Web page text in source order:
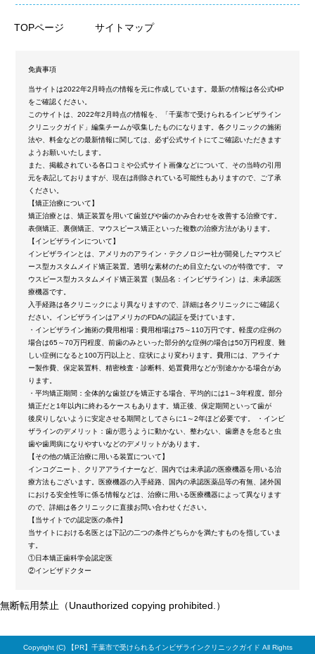
TOPページ サイトマップ
免責事項
当サイトは2022年2月時点の情報を元に作成しています。最新の情報は各公式HP
をご確認ください。
このサイトは、2022年2月時点の情報を、「千葉市で受けられるインビザライン
クリニックガイド」編集チームが収集したものになります。各クリニックの施術
法や、料金などの最新情報に関しては、必ず公式サイトにてご確認いただきます
ようお願いいたします。
また、掲載されている各口コミや公式サイト画像などについて、その当時の引用
元を表記しておりますが、現在は削除されている可能性もありますので、ご了承
ください。
【矯正治療について】
矯正治療とは、矯正装置を用いて歯並びや歯のかみ合わせを改善する治療です。
表側矯正、裏側矯正、マウスピース矯正といった複数の治療方法があります。
【インビザラインについて】
インビザラインとは、アメリカのアライン・テクノロジー社が開発したマウスピ
ース型カスタムメイド矯正装置。透明な素材のため目立たないのが特徴です。 マ
ウスピース型カスタムメイド矯正装置（製品名：インビザライン）は、未承認医
療機器です。
入手経路は各クリニックにより異なりますので、詳細は各クリニックにご確認く
ださい。インビザラインはアメリカのFDAの認証を受けています。
・インビザライン施術の費用相場：費用相場は75～110万円です。軽度の症例の
場合は65～70万円程度、前歯のみといった部分的な症例の場合は50万円程度、難
しい症例になると100万円以上と、症状により変わります。費用には、アライナ
ー製作費、保定装置料、精密検査・診断料、処置費用などが別途かかる場合があ
ります。
・平均矯正期間：全体的な歯並びを矯正する場合、平均的には1～3年程度。部分
矯正だと1年以内に終わるケースもあります。矯正後、保定期間といって歯が
後戻りしないように安定させる期間としてさらに1～2年ほど必要です。 ・インビ
ザラインのデメリット：歯が思うように動かない、整わない、歯磨きを怠ると虫
歯や歯周病になりやすいなどのデメリットがあります。
【その他の矯正治療に用いる装置について】
インコグニート、クリアアライナーなど、国内では未承認の医療機器を用いる治
療方法もございます。医療機器の入手経路、国内の承認医薬品等の有無、諸外国
における安全性等に係る情報などは、治療に用いる医療機器によって異なります
ので、詳細は各クリニックに直接お問い合わせください。
【当サイトでの認定医の条件】
当サイトにおける名医とは下記の二つの条件どちらかを満たすものを指していま
す。
①日本矯正歯科学会認定医
②インビザドクター
無断転用禁止（Unauthorized copying prohibited.）
Copyright (C) 千葉市で受けられるインビザラインクリニックガイド All Rights